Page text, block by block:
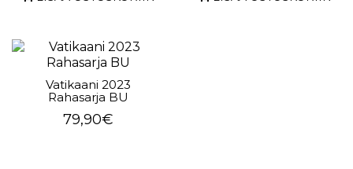
Vatikaani 2023
Rahasarja BU
79,90€